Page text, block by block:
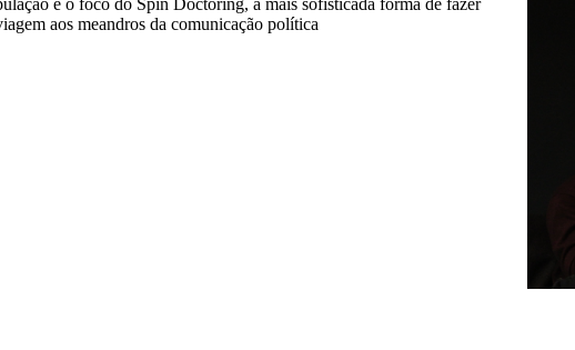
é o foco do Spin Doctoring, a mais sofisticada forma de fazer
aos meandros da comunicação política